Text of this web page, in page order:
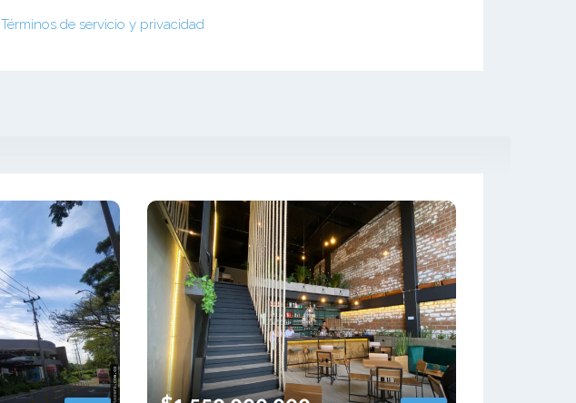
Términos de servicio y privacidad